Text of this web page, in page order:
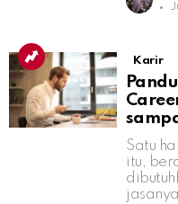
Karir
Satu
itu,